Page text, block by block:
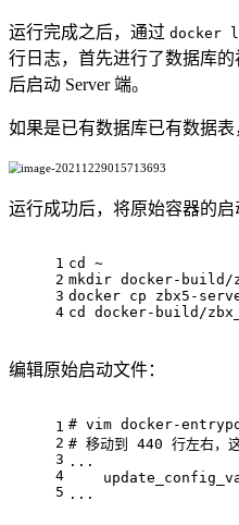
运行完成之后，通过 docker
行日志，首先进行了数据库
后启动 Server 端。
如果是已有数据库已有数据表
运行成功后，将原始容器的启
1
2
3
4
cd ~
mkdir docker-build/
docker cp zbx5-
cd docker-build/
编辑原始启动文件：
1
2
3
4
5
# vim docker-
# 移动到 440 行左右，
...
...